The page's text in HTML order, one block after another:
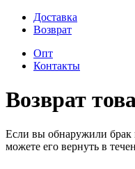
Доставка
Возврат
Опт
Контакты
Возврат
Если вы обнаружили брак
можете его вернуть в